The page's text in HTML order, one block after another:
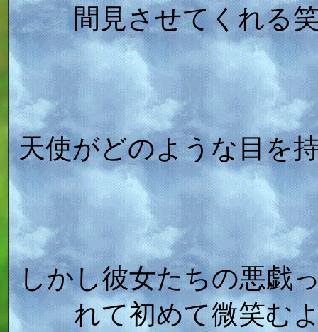
間見させてくれる
天使がどのような目を
しかし彼女たちの悪戯
れて初めて微笑む